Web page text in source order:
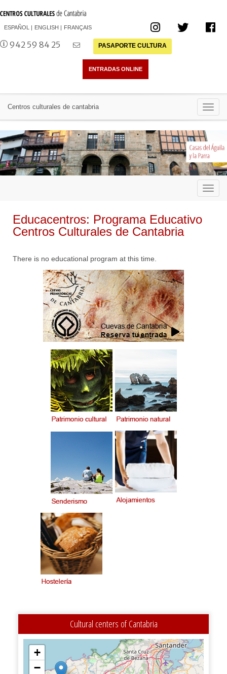
ESPAÑOL ENGLISH FRANÇAIS
942 59 84 25 PASAPORTE CULTURA
Centros culturales de cantabria
Educacentros: Programa Educativo
Centros Culturales de Cantabria
There is no educational program at this time.
Cultural centers of Cantabria
+
−